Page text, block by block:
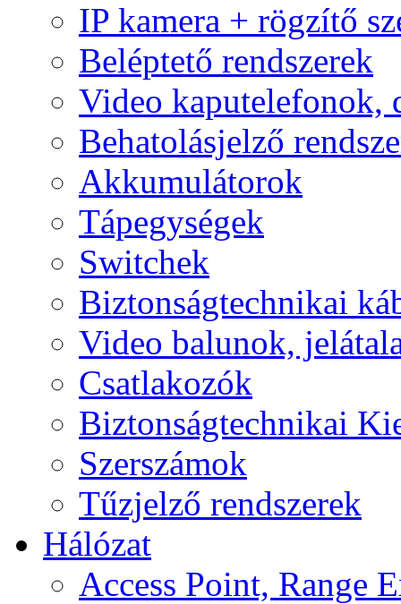
IP kamera + rögzítő
Beléptető rendszerek
Video kaputelefonok,
Behatolásjelző
Akkumulátorok
Tápegységek
Switchek
Biztonságtechnikai
Video balunok,
Csatlakozók
Biztonságtechnikai
Szerszámok
Tűzjelző rendszerek
Hálózat
Access Point, Range